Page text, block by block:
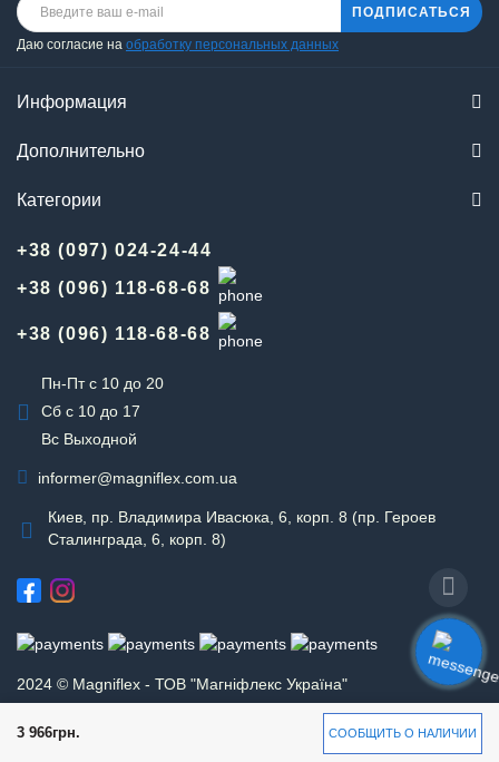
3 966грн. СООБЩИТЬ О НАЛИЧИИ
ПОДПИСАТЬСЯ
Даю согласие на обработку персональных данных
Информация
Дополнительно
Категории
+38 (097) 024-24-44
+38 (096) 118-68-68
+38 (096) 118-68-68
Пн-Пт с 10 до 20
Сб с 10 до 17
Вс Выходной
informer@magniflex.com.ua
Киев, пр. Владимира Ивасюка, 6, корп. 8 (пр. Героев
Сталинграда, 6, корп. 8)
2024 © Magniflex - ТОВ "Магніфлекс Україна"